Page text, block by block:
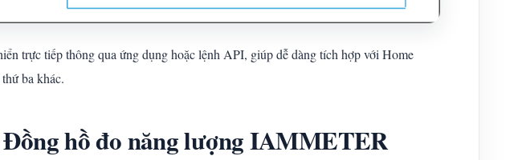
trực tiếp thông qua ứng dụng hoặc lệnh API, giúp dễ dàng tích hợp với Home
ba khác.
hồ đo năng lượng IAMMETER